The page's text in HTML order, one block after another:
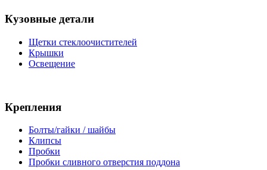
Кузовные детали
Щетки стеклоочистителей
Крышки
Освещение
Крепления
Болты/гайки / шайбы
Клипсы
Пробки
Пробки сливного отверстия поддона